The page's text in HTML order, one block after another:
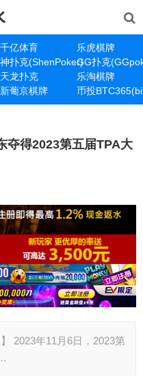
千亿体育
乐虎棋牌
神扑克(ShenPoker)GG扑克
天龙扑克
乐淘棋牌
新葡京棋牌 币投
夺得2023第五届TPA大
2023年11月6日，2023第